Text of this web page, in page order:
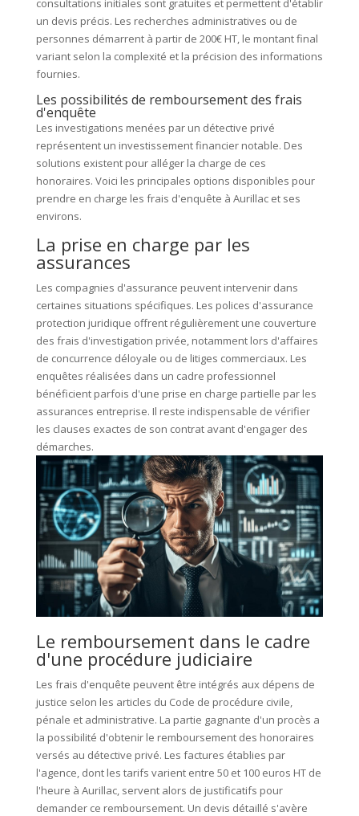
consultations initiales sont gratuites et permettent d'établir
un devis précis. Les recherches administratives ou de
personnes démarrent à partir de 200€ HT, le montant final
variant selon la complexité et la précision des informations
fournies.
Les possibilités de remboursement des frais
d'enquête
Les investigations menées par un détective privé
représentent un investissement financier notable. Des
solutions existent pour alléger la charge de ces
honoraires. Voici les principales options disponibles pour
prendre en charge les frais d'enquête à Aurillac et ses
environs.
La prise en charge par les
assurances
Les compagnies d'assurance peuvent intervenir dans
certaines situations spécifiques. Les polices d'assurance
protection juridique offrent régulièrement une couverture
des frais d'investigation privée, notamment lors d'affaires
de concurrence déloyale ou de litiges commerciaux. Les
enquêtes réalisées dans un cadre professionnel
bénéficient parfois d'une prise en charge partielle par les
assurances entreprise. Il reste indispensable de vérifier
les clauses exactes de son contrat avant d'engager des
démarches.
Le remboursement dans le cadre
d'une procédure judiciaire
Les frais d'enquête peuvent être intégrés aux dépens de
justice selon les articles du Code de procédure civile,
pénale et administrative. La partie gagnante d'un procès a
la possibilité d'obtenir le remboursement des honoraires
versés au détective privé. Les factures établies par
l'agence, dont les tarifs varient entre 50 et 100 euros HT de
l'heure à Aurillac, servent alors de justificatifs pour
demander ce remboursement. Un devis détaillé s'avère